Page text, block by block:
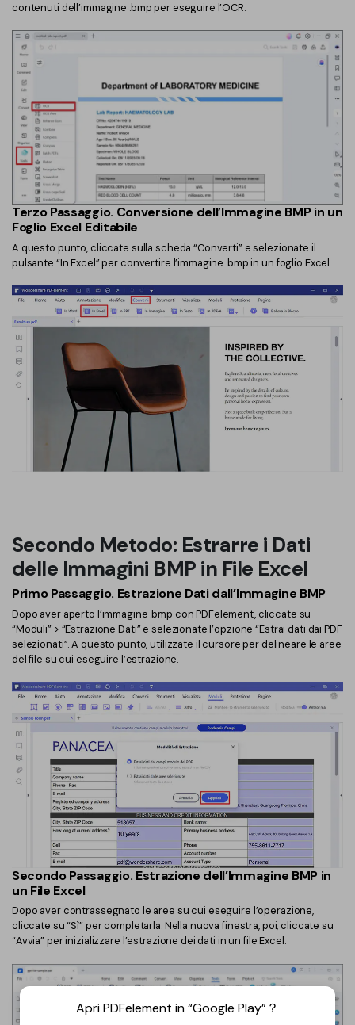
AI Image Generator
Tutte Le Funzionalità
Support
Contatta il supporto
Specifiche tecniche
Aggiornamenti
Centro di download
Aggiorna a PDFelement 12
contenuti dell’immagine .bmp per eseguire l’OCR.
Terzo Passaggio. Conversione dell’Immagine BMP in un
Foglio Excel Editabile
A questo punto, cliccate sulla scheda “Converti” e selezionate il
pulsante “In Excel” per convertire l’immagine .bmp in un foglio Excel.
Secondo Metodo: Estrarre i Dati
delle Immagini BMP in File Excel
Primo Passaggio. Estrazione Dati dall’Immagine BMP
Dopo aver aperto l’immagine .bmp con PDFelement, cliccate su
“Moduli” > “Estrazione Dati” e selezionate l’opzione “Estrai dati dai PDF
selezionati”. A questo punto, utilizzate il cursore per delineare le aree
del file su cui eseguire l’estrazione.
Secondo Passaggio. Estrazione dell’Immagine BMP in
un File Excel
Dopo aver contrassegnato le aree su cui eseguire l’operazione,
cliccate su “Sì” per completarla. Nella nuova finestra, poi, cliccate su
“Avvia” per inizializzare l’estrazione dei dati in un file Excel.
Apri PDFelement in “Google Play”？